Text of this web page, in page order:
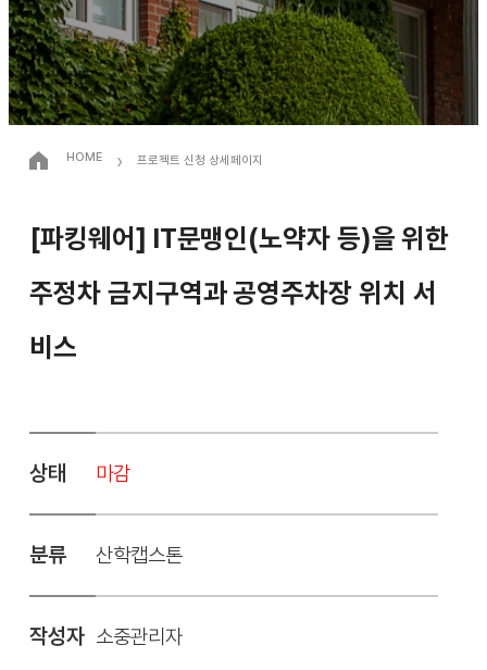
HOME › 프로젝트 신청 상세페이지
[파킹웨어] IT문맹인(노약자 등)을 위한
주정차 금지구역과 공영주차장 위치 서
비스
상태 마감
분류 산학캡스톤
작성자 소중관리자